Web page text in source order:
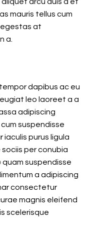
mauris tellus cum
at
a.
dapibus ac eu
leo laoreet a a
adipiscing
suspendisse
purus ligula
per conubia
quam suspendisse
a adipiscing
consectetur
magnis eleifend
scelerisque